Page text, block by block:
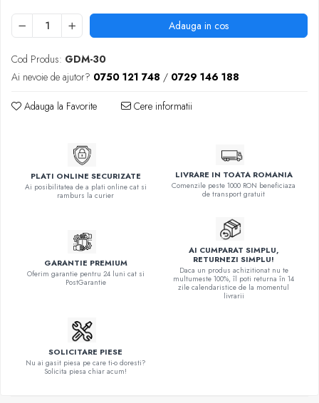
Adauga in cos
Cod Produs: GDM-30
Ai nevoie de ajutor? 0750 121 748 / 0729 146 188
Adauga la Favorite Cere informatii
PLATI ONLINE SECURIZATE
Ai posibilitatea de a plati online cat si
ramburs la curier
LIVRARE IN TOATA ROMANIA
Comenzile peste 1000 RON beneficiaza
de transport gratuit
GARANTIE PREMIUM
Oferim garantie pentru 24 luni cat si
PostGarantie
AI CUMPARAT SIMPLU,
RETURNEZI SIMPLU!
Daca un produs achizitionat nu te
multumeste 100%, îl poti returna în 14
zile calendaristice de la momentul
livrarii
SOLICITARE PIESE
Nu ai gasit piesa pe care ti-o doresti?
Solicita piesa chiar acum!